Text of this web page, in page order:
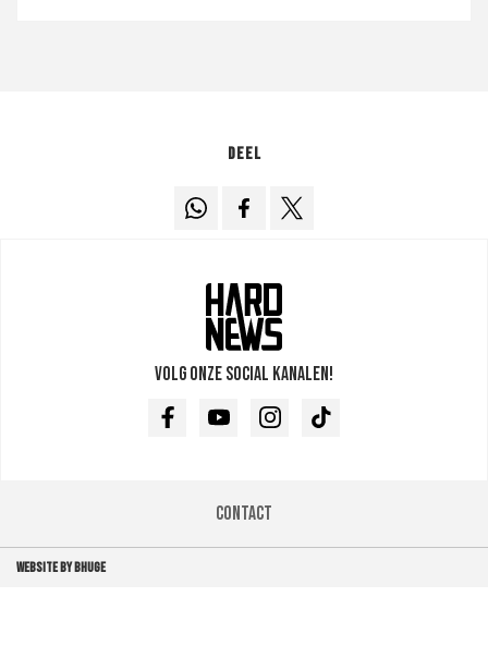
Deel
Volg onze social kanalen!
FacebookYoutubeInstagramTikTok
Contact
WEBSITE BY BHUGE